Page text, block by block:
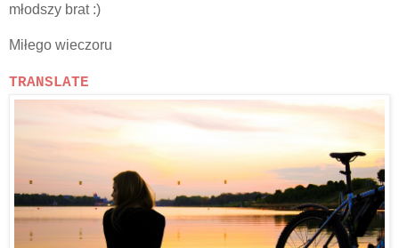
młodszy brat :)
Miłego wieczoru
TRANSLATE